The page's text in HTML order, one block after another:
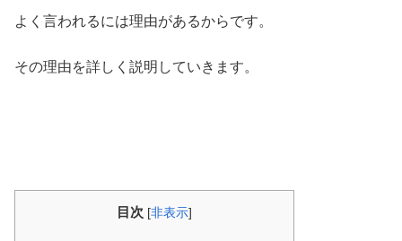
よく言われるには理由があるからです。
その理由を詳しく説明していきます。
目次 [非表示]